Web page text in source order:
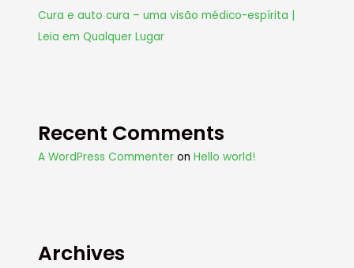
Cura e auto cura – uma visão médico-espírita |
Leia em Qualquer Lugar
Recent Comments
A WordPress Commenter onHello world!
Archives